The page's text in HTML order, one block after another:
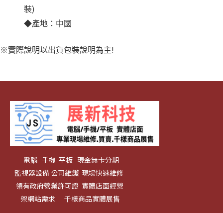
裝)
◆產地：中國
※實際說明以出貨包裝說明為主!
電腦 手機 平板 現金無卡分期
監視器設備 公司維護 現場快速維修
領有政府營業許可證 實體店面經營
架網站需求 千樣商品實體展售